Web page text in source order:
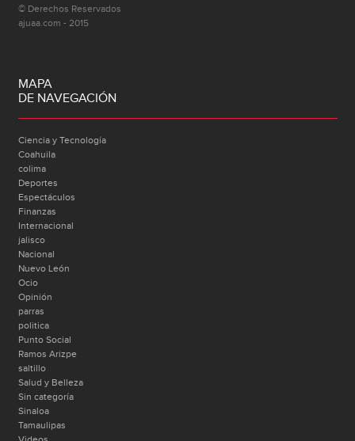
© Derechos Reservados
ajuaa.com - 2015
MAPA
DE NAVEGACIÓN
Ciencia y Tecnología
Coahuila
colima
Deportes
Espectáculos
Finanzas
Internacional
jalisco
Nacional
Nuevo León
Ocio
Opinión
parras
politica
Punto Social
Ramos Arizpe
saltillo
Salud y Belleza
Sin categoría
Sinaloa
Tamaulipas